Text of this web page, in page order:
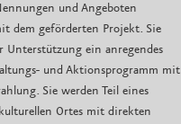
und Angeboten
dem geförderten Projekt. Sie
ein anregendes
und Aktionsprogramm mit
Sie werden Teil eines
Ortes mit direkten